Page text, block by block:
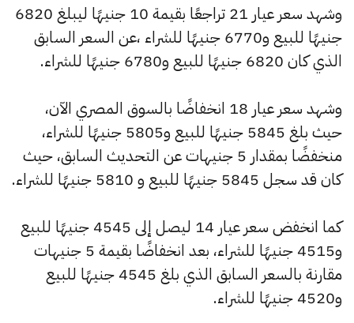
وشهد سعر عيار 21 تراجعًا بقيمة 10 جنيهًا ليبلغ 6820
جنيهًا للبيع و6770 جنيهًا للشراء ،عن السعر السابق
الذي كان 6820 جنيهًا للبيع و6780 جنيهًا للشراء.
وشهد سعر عيار 18 انخفاضًا بالسوق المصري الآن،
حيث بلغ 5845 جنيهًا للبيع و5805 جنيهًا للشراء،
منخفضًا بمقدار 5 جنيهات عن التحديث السابق، حيث
كان قد سجل 5845 جنيهًا للبيع و 5810 جنيهًا للشراء.
كما انخفض سعر عيار 14 ليصل إلى 4545 جنيهًا للبيع
و4515 جنيهًا للشراء، بعد انخفاضًا بقيمة 5 جنيهات
مقارنة بالسعر السابق الذي بلغ 4545 جنيهًا للبيع
و4520 جنيهًا للشراء.